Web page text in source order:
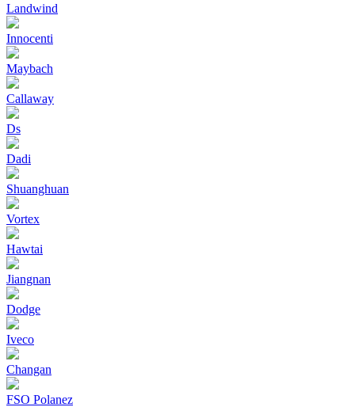
Landwind
Innocenti
Maybach
Callaway
Ds
Dadi
Shuanghuan
Vortex
Hawtai
Jiangnan
Dodge
Iveco
Changan
FSO Polanez